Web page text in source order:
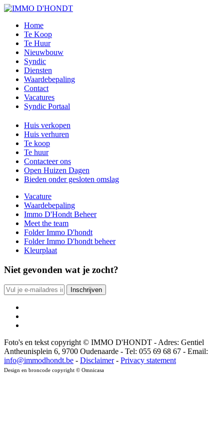
Home
Te Koop
Te Huur
Nieuwbouw
Syndic
Diensten
Waardebepaling
Contact
Vacatures
Syndic Portaal
Huis verkopen
Huis verhuren
Te koop
Te huur
Contacteer ons
Open Huizen Dagen
Bieden onder gesloten omslag
Vacature
Waardebepaling
Immo D'Hondt Beheer
Meet the team
Folder Immo D'hondt
Folder Immo D'hondt beheer
Kleurplaat
Niet gevonden wat je zocht?
Foto's en tekst copyright © IMMO D'HONDT - Adres: Gentiel
Antheunisplein 6, 9700 Oudenaarde - Tel: 055 69 68 67 - Email:
info@immodhondt.be - Disclaimer- Privacy statement
Design en broncode copyright © Omnicasa